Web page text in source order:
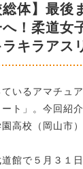
総体】最後
！柔道女
キラアス
いるアマチュ
ト」。今回紹
高校（岡山市）
館で５月３１